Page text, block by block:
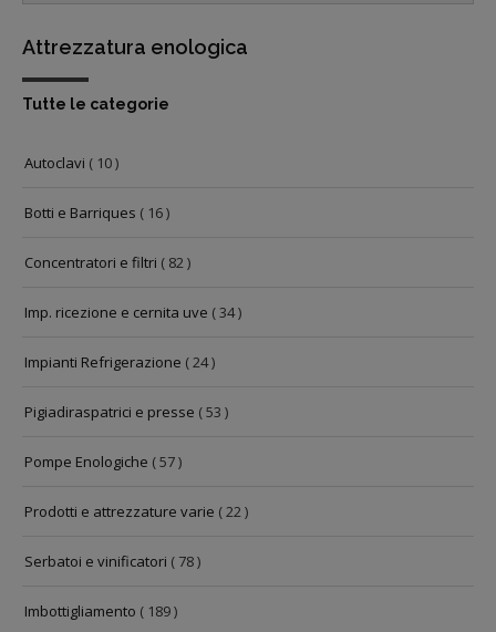
Attrezzatura enologica
Tutte le categorie
Autoclavi ( 10 )
Botti e Barriques ( 16 )
Concentratori e filtri ( 82 )
Imp. ricezione e cernita uve ( 34 )
Impianti Refrigerazione ( 24 )
Pigiadiraspatrici e presse ( 53 )
Pompe Enologiche ( 57 )
Prodotti e attrezzature varie ( 22 )
Serbatoi e vinificatori ( 78 )
Imbottigliamento ( 189 )